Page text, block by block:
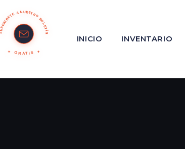
SUSCRÍBETE A NUESTRO BOLETÍN
GRATIS
INICIO INVENTARIO